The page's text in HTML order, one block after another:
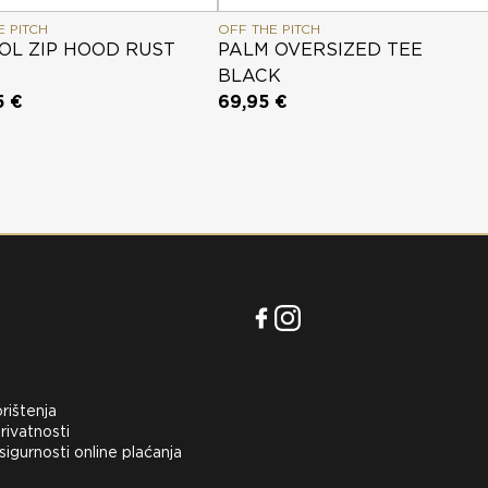
PITCH
ZIP HOOD RUST
€
OFF THE PITCH
PALM OVERSIZED TEE
BLACK
69,95 €
online plaćanja